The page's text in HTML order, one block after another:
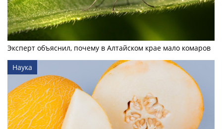
Эксперт объяснил, почему в Алтайском крае мало комаров
Наука